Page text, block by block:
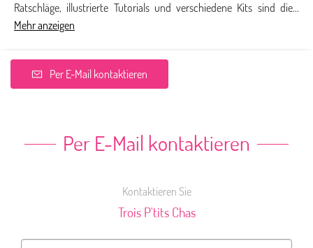
Ratschläge, illustrierte Tutorials und verschiedene Kits sind die...
Mehr anzeigen
Per E-Mail kontaktieren
Per E-Mail kontaktieren
Kontaktieren Sie
Trois P'tits Chas